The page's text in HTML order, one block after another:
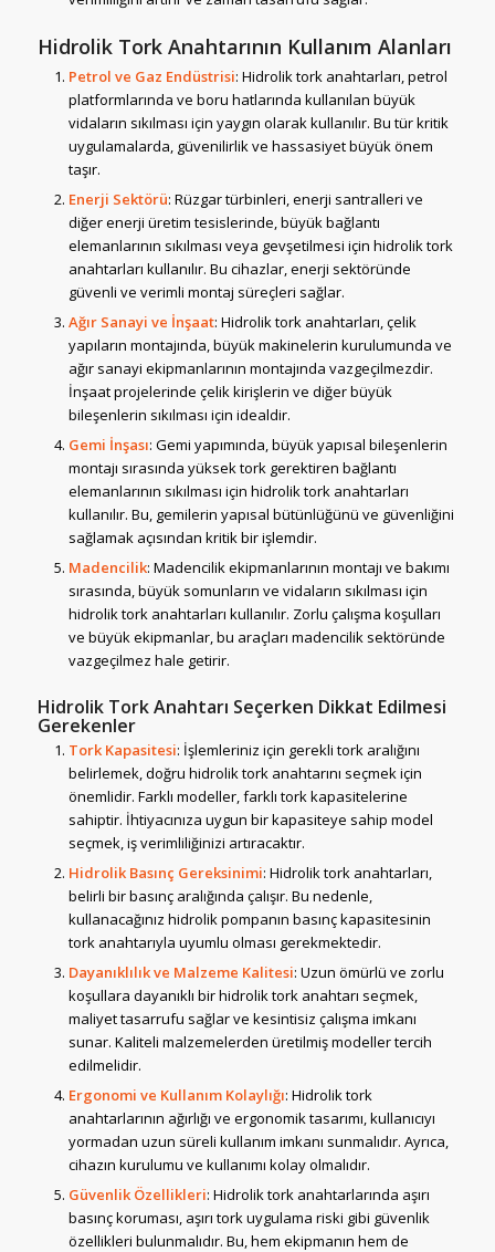
Hidrolik Tork Anahtarının Kullanım Alanları
Petrol ve Gaz Endüstrisi: Hidrolik tork anahtarları, petrol
platformlarında ve boru hatlarında kullanılan büyük
vidaların sıkılması için yaygın olarak kullanılır. Bu tür kritik
uygulamalarda, güvenilirlik ve hassasiyet büyük önem
taşır.
Enerji Sektörü: Rüzgar türbinleri, enerji santralleri ve
diğer enerji üretim tesislerinde, büyük bağlantı
elemanlarının sıkılması veya gevşetilmesi için hidrolik tork
anahtarları kullanılır. Bu cihazlar, enerji sektöründe
güvenli ve verimli montaj süreçleri sağlar.
Ağır Sanayi ve İnşaat: Hidrolik tork anahtarları, çelik
yapıların montajında, büyük makinelerin kurulumunda ve
ağır sanayi ekipmanlarının montajında vazgeçilmezdir.
İnşaat projelerinde çelik kirişlerin ve diğer büyük
bileşenlerin sıkılması için idealdir.
Gemi İnşası: Gemi yapımında, büyük yapısal bileşenlerin
montajı sırasında yüksek tork gerektiren bağlantı
elemanlarının sıkılması için hidrolik tork anahtarları
kullanılır. Bu, gemilerin yapısal bütünlüğünü ve güvenliğini
sağlamak açısından kritik bir işlemdir.
Madencilik: Madencilik ekipmanlarının montajı ve bakımı
sırasında, büyük somunların ve vidaların sıkılması için
hidrolik tork anahtarları kullanılır. Zorlu çalışma koşulları
ve büyük ekipmanlar, bu araçları madencilik sektöründe
vazgeçilmez hale getirir.
Hidrolik Tork Anahtarı Seçerken Dikkat Edilmesi
Gerekenler
Tork Kapasitesi: İşlemleriniz için gerekli tork aralığını
belirlemek, doğru hidrolik tork anahtarını seçmek için
önemlidir. Farklı modeller, farklı tork kapasitelerine
sahiptir. İhtiyacınıza uygun bir kapasiteye sahip model
seçmek, iş verimliliğinizi artıracaktır.
Hidrolik Basınç Gereksinimi: Hidrolik tork anahtarları,
belirli bir basınç aralığında çalışır. Bu nedenle,
kullanacağınız hidrolik pompanın basınç kapasitesinin
tork anahtarıyla uyumlu olması gerekmektedir.
Dayanıklılık ve Malzeme Kalitesi: Uzun ömürlü ve zorlu
koşullara dayanıklı bir hidrolik tork anahtarı seçmek,
maliyet tasarrufu sağlar ve kesintisiz çalışma imkanı
sunar. Kaliteli malzemelerden üretilmiş modeller tercih
edilmelidir.
Ergonomi ve Kullanım Kolaylığı: Hidrolik tork
anahtarlarının ağırlığı ve ergonomik tasarımı, kullanıcıyı
yormadan uzun süreli kullanım imkanı sunmalıdır. Ayrıca,
cihazın kurulumu ve kullanımı kolay olmalıdır.
Güvenlik Özellikleri: Hidrolik tork anahtarlarında aşırı
basınç koruması, aşırı tork uygulama riski gibi güvenlik
özellikleri bulunmalıdır. Bu, hem ekipmanın hem de